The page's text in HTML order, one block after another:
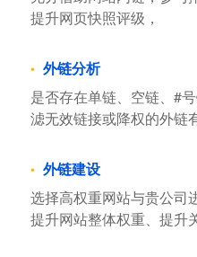
提升网页快照评级，
外链分析
是否存在单链、空链、#
滤无效链接或降权的外链
外链建设
选择高权重网站与贵公司
提升网站整体权重、提升